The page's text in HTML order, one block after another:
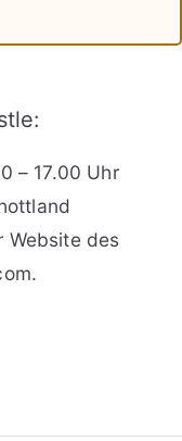
– 17.00 Uhr
Website des